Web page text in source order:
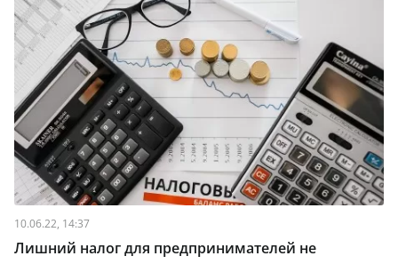
10.06.22, 14:37
Лишний налог для предпринимателей не